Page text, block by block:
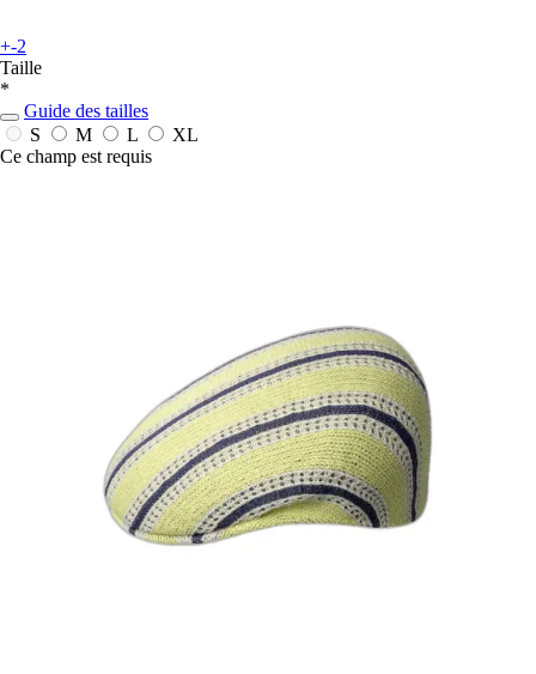
+-2
Taille
*
Guide des tailles
S
M L
XL
Ce champ est requis